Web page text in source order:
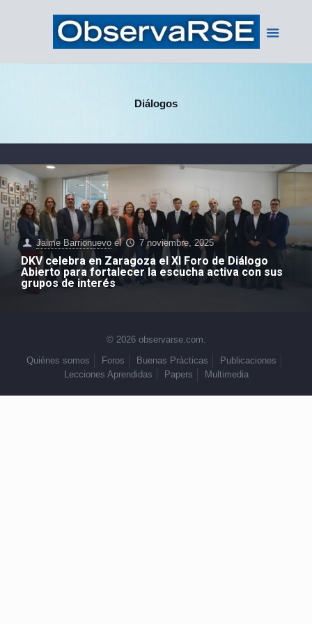
Diálogos
Jaime Barrionuevo el 7 noviembre, 2025
DKV celebra en Zaragoza el XI Foro de Diálogo
Abierto para fortalecer la escucha activa con sus
grupos de interés
© 2026 observarse.com.
Quiénes somos
Foros Buenas Prácticas
Publicaciones
Lecciones Aprendidas
Papers Multimedia